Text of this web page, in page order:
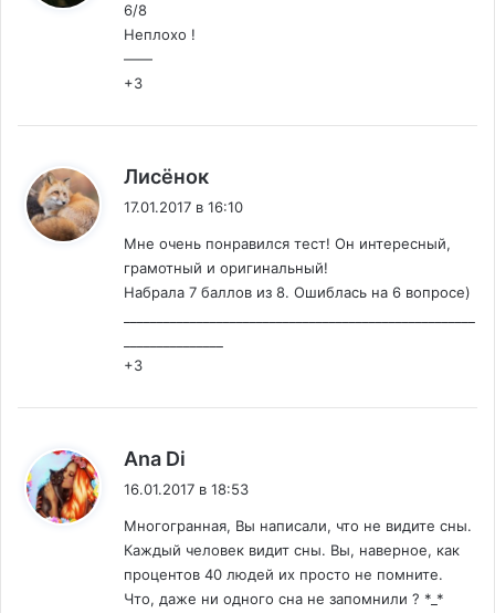
6/8
Неплохо !
——
+3
Лисёнок
17.01.2017 в 16:10
Мне очень понравился тест! Он интересный,
грамотный и оригинальный!
Набрала 7 баллов из 8. Ошиблась на 6 вопросе)
+3
Ana Di
16.01.2017 в 18:53
Многогранная, Вы написали, что не видите сны.
Каждый человек видит сны. Вы, наверное, как
процентов 40 людей их просто не помните.
Что, даже ни одного сна не запомнили ? *_*